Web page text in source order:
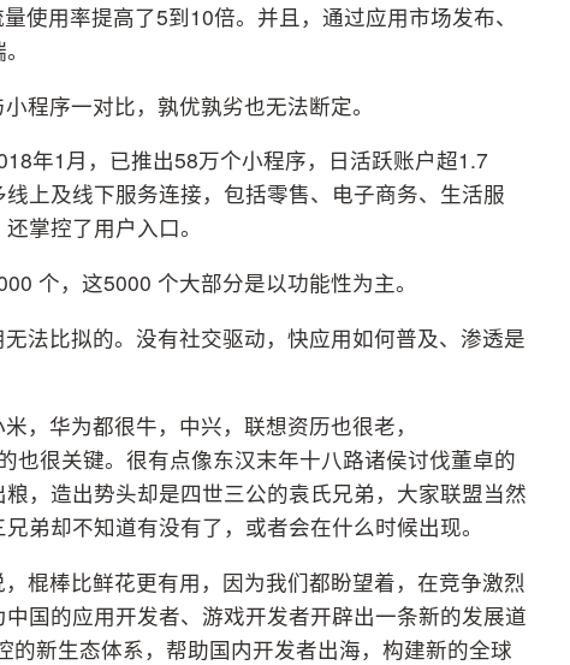
使用率提高了5到10倍。并且，通过应用市场发布、
程序一对比，孰优孰劣也无法断定。
年1月，已推出58万个小程序，日活跃账户超1.7
上及线下服务连接，包括零售、电子商务、生活服
掌控了用户入口。
个，这5000 个大部分是以功能性为主。
法比拟的。没有社交驱动，快应用如何普及、渗透是
，华为都很牛，中兴，联想资历也很老，
也很关键。很有点像东汉末年十八路诸侯讨伐董卓的
，造出势头却是四世三公的袁氏兄弟，大家联盟当然
弟却不知道有没有了，或者会在什么时候出现。
棍棒比鲜花更有用，因为我们都盼望着，在竞争激烈
国的应用开发者、游戏开发者开辟出一条新的发展道
新生态体系，帮助国内开发者出海，构建新的全球